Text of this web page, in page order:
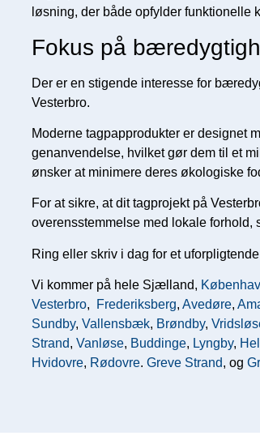
løsning, der både opfylder
Fokus på
Der er en stigende interesse for
Vesterbro.
Moderne tagpapprodukter er designet
genanvendelse, hvilket gør dem til et
ønsker at minimere deres økologiske
For at sikre, at dit tagprojekt på
overensstemmelse med lokale forhold,
Ring eller skriv i dag for et
Vi kommer på hele Sjælland,
Vesterbro, Frederiksberg, Avedøre,
Sundby, Vallensbæk, Brøndby,
Strand, Vanløse, Buddinge, Lyngby,
Hvidovre, Rødovre. Greve Strand, og